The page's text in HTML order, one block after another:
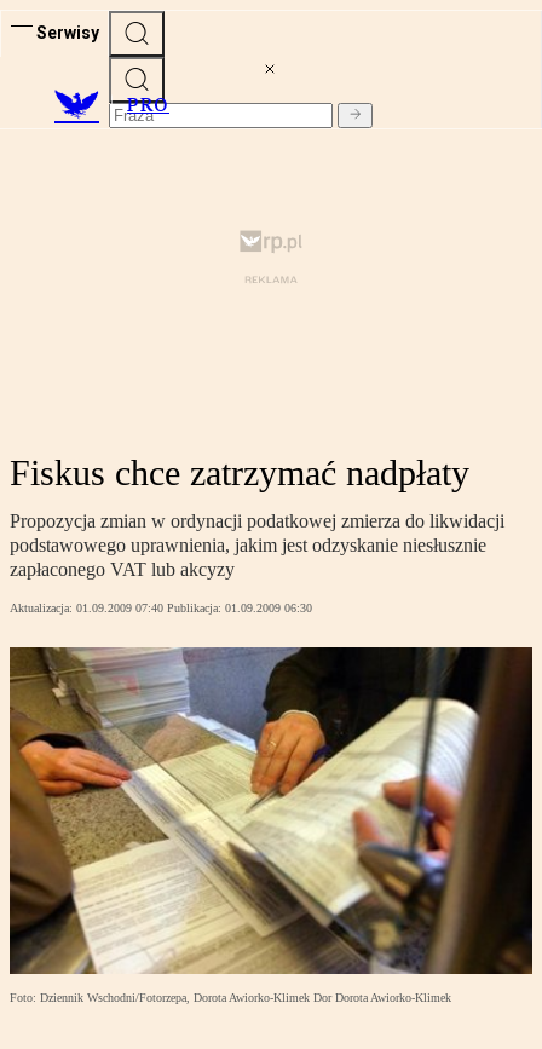
Serwisy
PRO
Fiskus chce zatrzymać nadpłaty
Propozycja zmian w ordynacji podatkowej zmierza do likwidacji
podstawowego uprawnienia, jakim jest odzyskanie niesłusznie
zapłaconego VAT lub akcyzy
Aktualizacja: 01.09.2009 07:40 Publikacja: 01.09.2009 06:30
Foto: Dziennik Wschodni/Fotorzepa, Dorota Awiorko-Klimek Dor Dorota Awiorko-Klimek